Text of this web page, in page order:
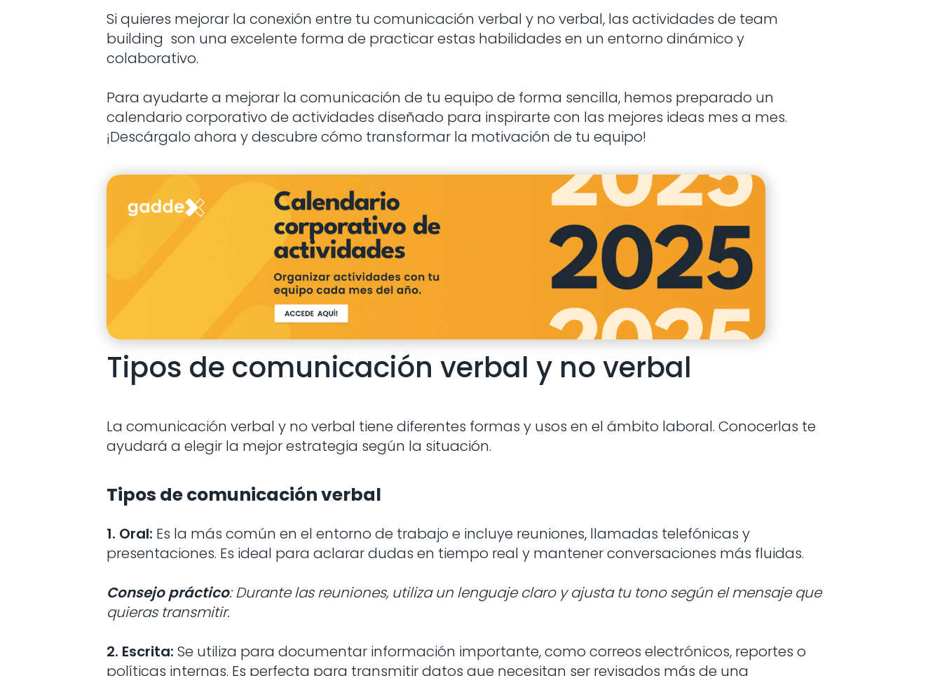
Si quieres mejorar la conexión entre tu comunicación verbal y no verbal, las actividades de team
building son una excelente forma de practicar estas habilidades en un entorno dinámico y
colaborativo.
Para ayudarte a mejorar la comunicación de tu equipo de forma sencilla, hemos preparado un
calendario corporativo de actividades diseñado para inspirarte con las mejores ideas mes a mes.
¡Descárgalo ahora y descubre cómo transformar la motivación de tu equipo!
Tipos de comunicación verbal y no verbal
La comunicación verbal y no verbal tiene diferentes formas y usos en el ámbito laboral. Conocerlas te
ayudará a elegir la mejor estrategia según la situación.
Tipos de comunicación verbal
1. Oral: Es la más común en el entorno de trabajo e incluye reuniones, llamadas telefónicas y
presentaciones. Es ideal para aclarar dudas en tiempo real y mantener conversaciones más fluidas.
Consejo práctico: Durante las reuniones, utiliza un lenguaje claro y ajusta tu tono según el mensaje que
quieras transmitir.
2. Escrita: Se utiliza para documentar información importante, como correos electrónicos, reportes o
políticas internas. Es perfecta para transmitir datos que necesitan ser revisados más de una